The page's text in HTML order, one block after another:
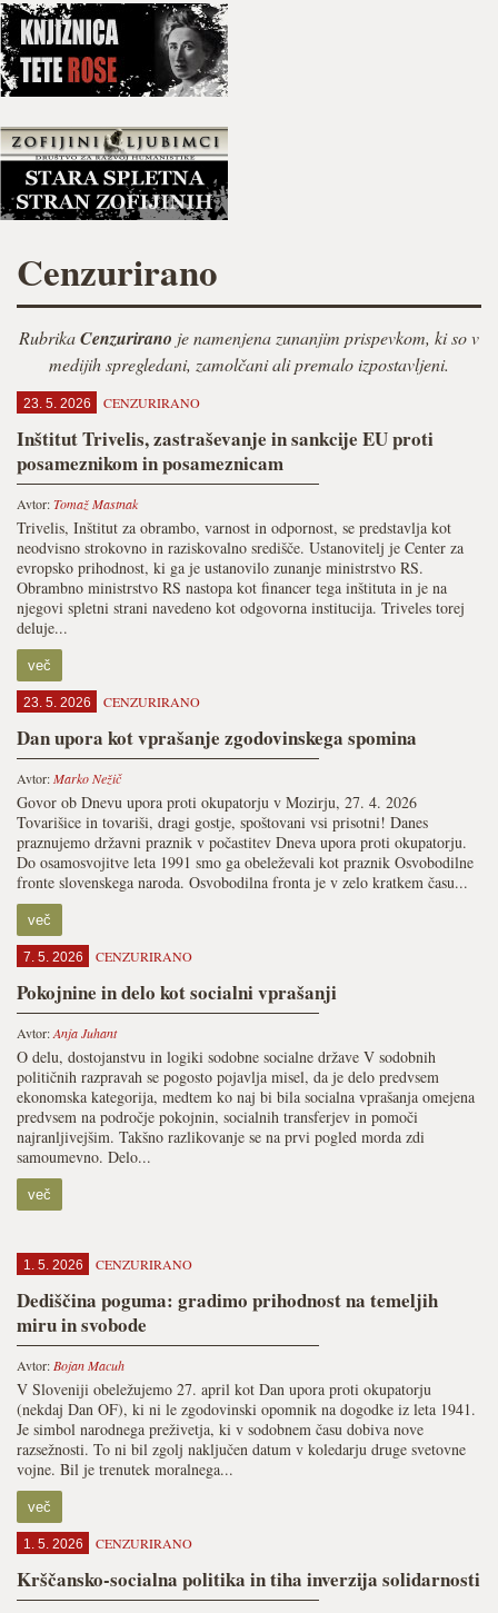
Cenzurirano
RubrikaCenzurirano je namenjena zunanjim prispevkom, ki so v
medijih spregledani, zamolčani ali premalo izpostavljeni.
23. 5. 2026 CENZURIRANO
Inštitut Trivelis, zastraševanje in sankcije EU proti
posameznikom in posameznicam
Avtor:Tomaž Mastnak
Trivelis, Inštitut za obrambo, varnost in odpornost, se predstavlja kot
neodvisno strokovno in raziskovalno središče. Ustanovitelj je Center za
evropsko prihodnost, ki ga je ustanovilo zunanje ministrstvo RS.
Obrambno ministrstvo RS nastopa kot financer tega inštituta in je na
njegovi spletni strani navedeno kot odgovorna institucija. Triveles torej
deluje...
več
23. 5. 2026 CENZURIRANO
Dan upora kot vprašanje zgodovinskega spomina
Avtor:Marko Nežič
Govor ob Dnevu upora proti okupatorju v Mozirju, 27. 4. 2026
Tovarišice in tovariši, dragi gostje, spoštovani vsi prisotni! Danes
praznujemo državni praznik v počastitev Dneva upora proti okupatorju.
Do osamosvojitve leta 1991 smo ga obeleževali kot praznik Osvobodilne
fronte slovenskega naroda. Osvobodilna fronta je v zelo kratkem času...
več
7. 5. 2026 CENZURIRANO
Pokojnine in delo kot socialni vprašanji
Avtor:Anja Juhant
O delu, dostojanstvu in logiki sodobne socialne države V sodobnih
političnih razpravah se pogosto pojavlja misel, da je delo predvsem
ekonomska kategorija, medtem ko naj bi bila socialna vprašanja omejena
predvsem na področje pokojnin, socialnih transferjev in pomoči
najranljivejšim. Takšno razlikovanje se na prvi pogled morda zdi
samoumevno. Delo...
več
1. 5. 2026 CENZURIRANO
Dediščina poguma: gradimo prihodnost na temeljih
miru in svobode
Avtor: Bojan Macuh
V Sloveniji obeležujemo 27. april kot Dan upora proti okupatorju
(nekdaj Dan OF), ki ni le zgodovinski opomnik na dogodke iz leta 1941.
Je simbol narodnega preživetja, ki v sodobnem času dobiva nove
razsežnosti. To ni bil zgolj naključen datum v koledarju druge svetovne
vojne. Bil je trenutek moralnega...
več
1. 5. 2026 CENZURIRANO
Krščansko-socialna politika in tiha inverzija solidarnosti